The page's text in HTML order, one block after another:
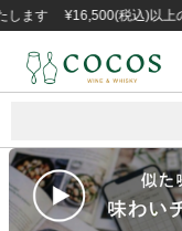
¥16,500(税込)以上のお買